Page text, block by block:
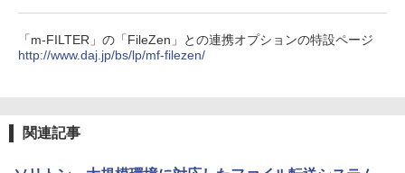
「m-FILTER」の「FileZen」との連携オプションの特設ページ
http://www.daj.jp/bs/lp/mf-filezen/
関連記事